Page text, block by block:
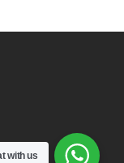
with us